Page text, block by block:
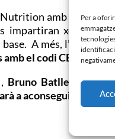
Per a
amb una
impartiran xerrades
A més,
el codi CESabadell.
Bruno Batlle , iEnric
a aconseguir